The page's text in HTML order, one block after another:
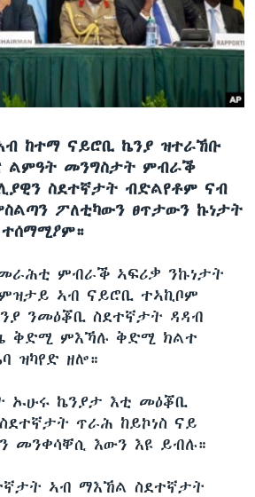
ከተማ ናይሮቢ ኬንያ ዝተራኸቡ
ልምዓት መንግስታት ምብራቕ
ስደተኛታት ብድልየቶም ናብ
ፖለቲካውን ፀጥታውን ኩነታት
ምብራቕ ኣፍሪቃ ንኩነታት
ኣብ ናይሮቢ ተኣኪቦም
ንመዕቖቢ ስደተኛታት ዳዳብ
ቅድሚ ምእኻሉ ቅድሚ ክልተ
ዝካየድ ዘሎ።
ኡሁሩ ኬንያታ እቲ መዕቖቢ
ጥራሕ ከይኮነስ ናይ
መንቀሳቐሲ እውን እዩ ይብሉ።
ኣብ ማእኸል ስደተኛታት